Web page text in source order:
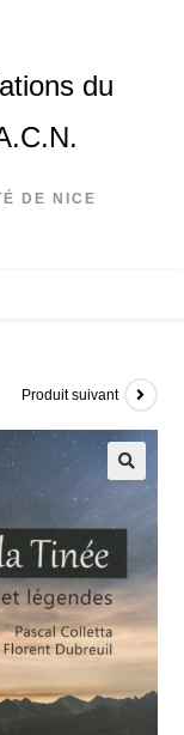
du
DE NICE
Produit suivant